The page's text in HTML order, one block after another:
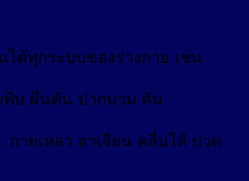
ได้ทุกระบบของร่างกาย เช่น
พิษ ผื่นคัน ปากบวม คัน
ถ่ายเหลว อาเจียน คลื่นไส้ ปวด